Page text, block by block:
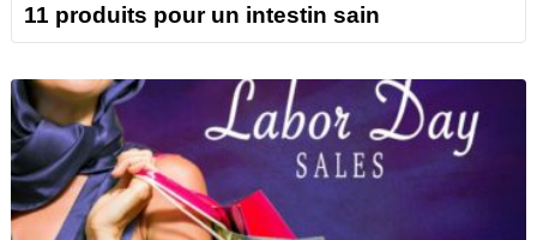
11 produits pour un intestin sain